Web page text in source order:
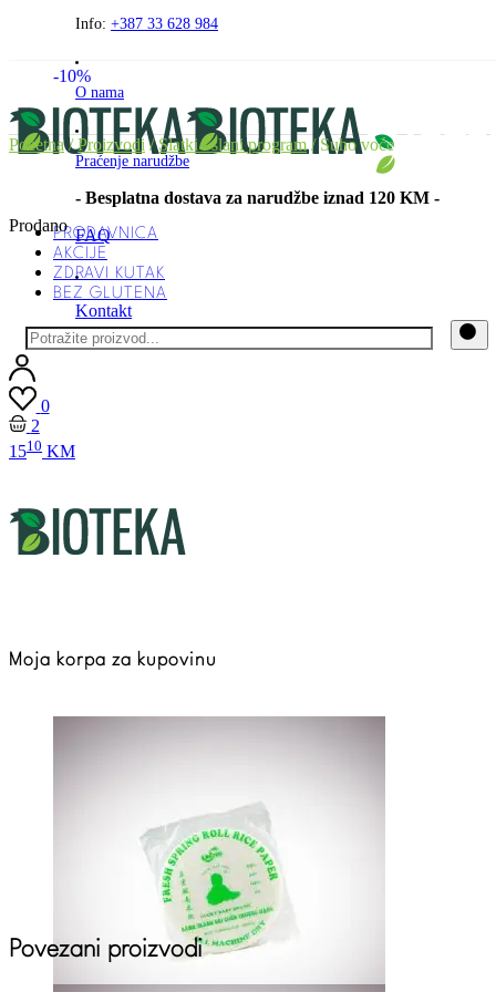
PreskočiteInfo: +387 33 628 984
O nama
Praćenje narudžbe
- Besplatna dostava za narudžbe iznad 120 KM -
FAQ
Kontakt
PRODAVNICA
AKCIJE
ZDRAVI KUTAK
BEZ GLUTENA
0
2
1510 KM
Moja korpa za kupovinu
Početna/Proizvodi /Slatki i slani program/ Suho voće
Prodano
Povezani proizvodi
-10%